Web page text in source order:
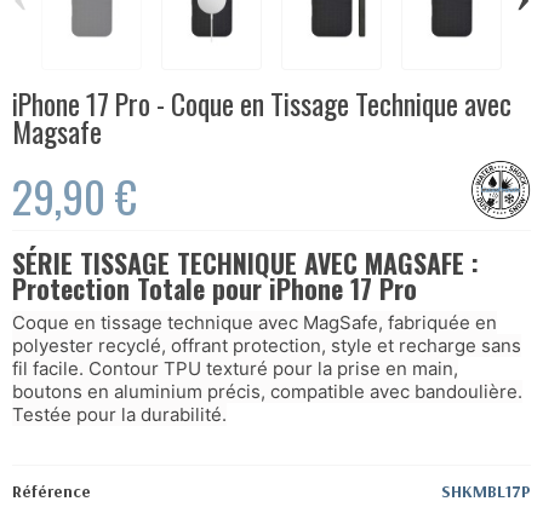
iPhone 17 Pro - Coque en Tissage Technique avec
Magsafe
29,90 €
SÉRIE TISSAGE TECHNIQUE AVEC MAGSAFE :
Protection Totale pour iPhone 17 Pro
Coque en tissage technique avec MagSafe, fabriquée en
polyester recyclé, offrant protection, style et recharge sans
fil facile. Contour TPU texturé pour la prise en main,
boutons en aluminium précis, compatible avec bandoulière.
Testée pour la durabilité.
Référence SHKMBL17P